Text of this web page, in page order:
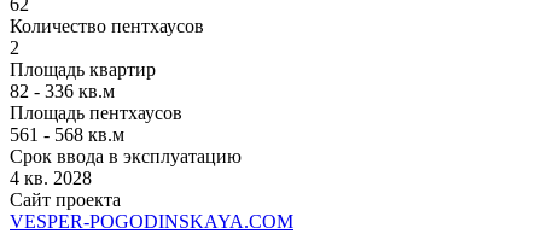
62
Количество пентхаусов
2
Площадь квартир
82 - 336 кв.м
Площадь пентхаусов
561 - 568 кв.м
Срок ввода в эксплуатацию
4 кв. 2028
Сайт проекта
VESPER-POGODINSKAYA.COM